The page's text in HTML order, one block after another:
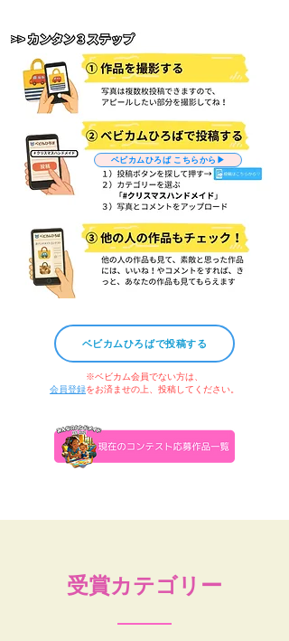
ベビカムひろば こちらから▶︎
ベビカムひろばで投稿する
※ベビカム会員でない方は、
会員登録をお済ませの上、投稿してください。
受賞カテゴリー